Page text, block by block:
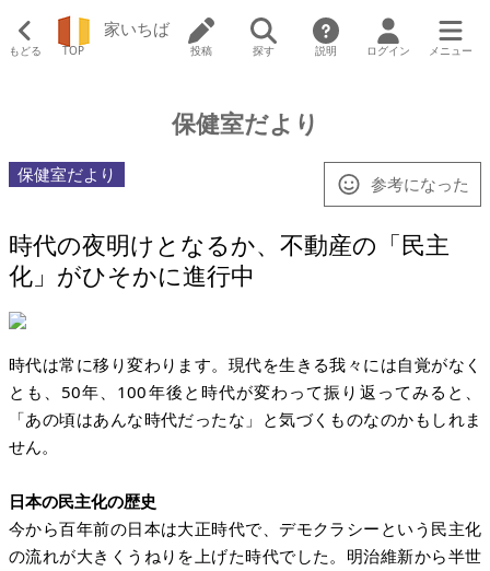
もどる TOP
家いちば
投稿 探す 説明 ログイン メニュー
保健室だより
保健室だより 参考になった
時代の夜明けとなるか、不動産の「民主
化」がひそかに進行中
時代は常に移り変わります。現代を生きる我々には自覚がなく
とも、50年、100年後と時代が変わって振り返ってみると、
「あの頃はあんな時代だったな」と気づくものなのかもしれま
せん。
日本の民主化の歴史
今から百年前の日本は大正時代で、デモクラシーという民主化
の流れが大きくうねりを上げた時代でした。明治維新から半世